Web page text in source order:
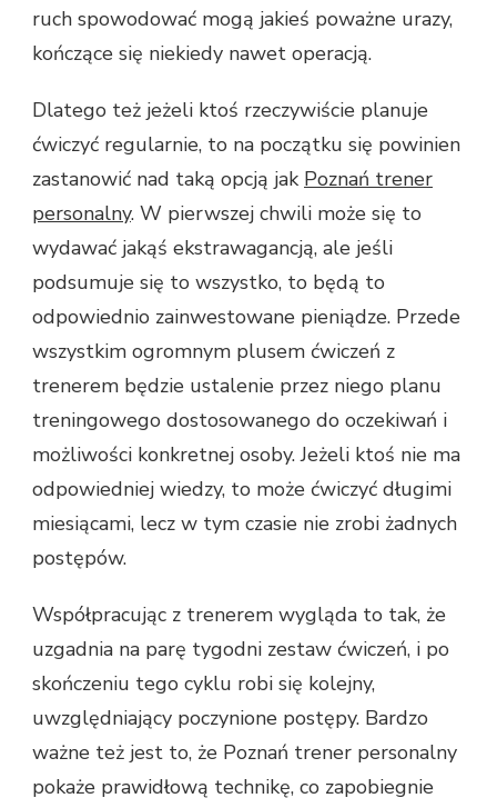
ruch spowodować mogą jakieś poważne urazy,
kończące się niekiedy nawet operacją.
Dlatego też jeżeli ktoś rzeczywiście planuje
ćwiczyć regularnie, to na początku się powinien
zastanowić nad taką opcją jak Poznań trener
personalny. W pierwszej chwili może się to
wydawać jakąś ekstrawagancją, ale jeśli
podsumuje się to wszystko, to będą to
odpowiednio zainwestowane pieniądze. Przede
wszystkim ogromnym plusem ćwiczeń z
trenerem będzie ustalenie przez niego planu
treningowego dostosowanego do oczekiwań i
możliwości konkretnej osoby. Jeżeli ktoś nie ma
odpowiedniej wiedzy, to może ćwiczyć długimi
miesiącami, lecz w tym czasie nie zrobi żadnych
postępów.
Współpracując z trenerem wygląda to tak, że
uzgadnia na parę tygodni zestaw ćwiczeń, i po
skończeniu tego cyklu robi się kolejny,
uwzględniający poczynione postępy. Bardzo
ważne też jest to, że Poznań trener personalny
pokaże prawidłową technikę, co zapobiegnie